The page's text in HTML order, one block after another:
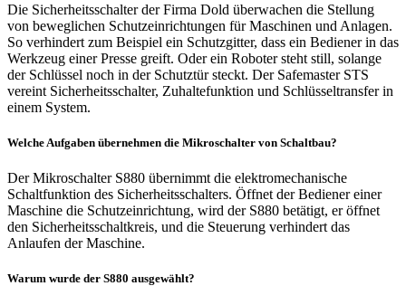
Die Sicherheitsschalter der Firma Dold überwachen die Stellung
von beweglichen Schutzeinrichtungen für Maschinen und Anlagen.
So verhindert zum Beispiel ein Schutzgitter, dass ein Bediener in das
Werkzeug einer Presse greift. Oder ein Roboter steht still, solange
der Schlüssel noch in der Schutztür steckt. Der Safemaster STS
vereint Sicherheitsschalter, Zuhaltefunktion und Schlüsseltransfer in
einem System.
Welche Aufgaben übernehmen die Mikroschalter von Schaltbau?
Der Mikroschalter S880 übernimmt die elektromechanische
Schaltfunktion des Sicherheitsschalters. Öffnet der Bediener einer
Maschine die Schutzeinrichtung, wird der S880 betätigt, er öffnet
den Sicherheitsschaltkreis, und die Steuerung verhindert das
Anlaufen der Maschine.
Warum wurde der S880 ausgewählt?